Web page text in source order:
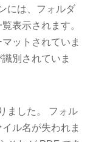
には、フォルダ
表示されます。
ットされていま
別されていま
ました。 フォル
ル名が失われま